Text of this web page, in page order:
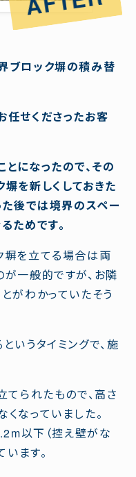
ブロック塀の積み替
せくださったお客
になったので、その
を新しくしておきた
た後では境界のスペー
ためです。
塀を立てる場合は両
一般的ですが、お隣
がわかっていたそう
いうタイミングで、施
られたもので、高さ
なっていました。
以下（控え壁がな
ます。